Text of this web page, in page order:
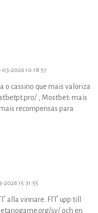
03-2026 10:18:57
o cassino que mais valoriza
, Mostbet: mais
recompensas para
2026 15:31:55
alla vinnare. FГҐ upp till
sv/ och en